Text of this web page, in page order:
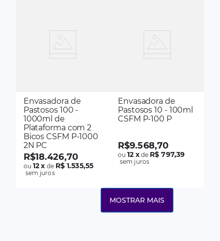
Envasadora de
Pastosos 100 -
1000ml de
Plataforma com 2
Bicos CSFM P-1000
2N PC
R$18.426,70
ou12x de R$ 1.535,55
sem juros
Envasadora de
Pastosos 10 - 100ml
CSFM P-100 P
R$9.568,70
ou12 xde R$ 797,39
sem juros
MOSTRAR MAIS